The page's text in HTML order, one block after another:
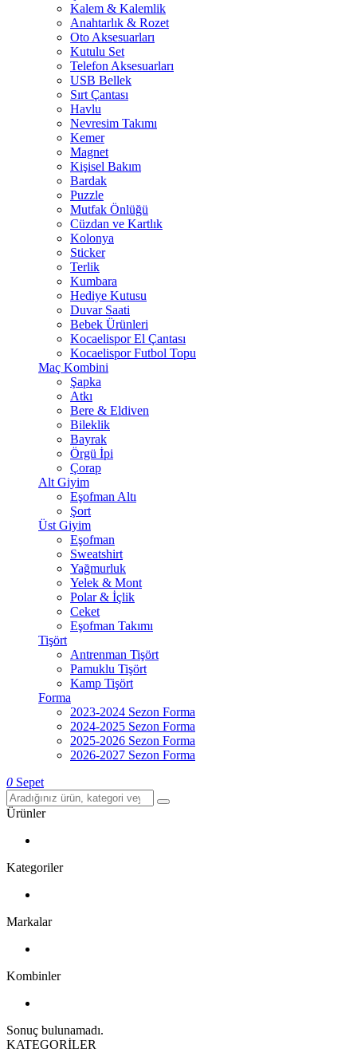
Kalem & Kalemlik
Anahtarlık & Rozet
Oto Aksesuarları
Kutulu Set
Telefon Aksesuarları
USB Bellek
Sırt Çantası
Havlu
Nevresim Takımı
Kemer
Magnet
Kişisel Bakım
Bardak
Puzzle
Mutfak Önlüğü
Cüzdan ve Kartlık
Kolonya
Sticker
Terlik
Kumbara
Hediye Kutusu
Duvar Saati
Bebek Ürünleri
Kocaelispor El Çantası
Kocaelispor Futbol Topu
Maç Kombini
Şapka
Atkı
Bere & Eldiven
Bileklik
Bayrak
Örgü İpi
Çorap
Alt Giyim
Eşofman Altı
Şort
Üst Giyim
Eşofman
Sweatshirt
Yağmurluk
Yelek & Mont
Polar & İçlik
Ceket
Eşofman Takımı
Tişört
Antrenman Tişört
Pamuklu Tişört
Kamp Tişört
Forma
2023-2024 Sezon Forma
2024-2025 Sezon Forma
2025-2026 Sezon Forma
2026-2027 Sezon Forma
0 Sepet
Ürünler
Kategoriler
Markalar
Kombinler
Sonuç bulunamadı.
KATEGORİLER